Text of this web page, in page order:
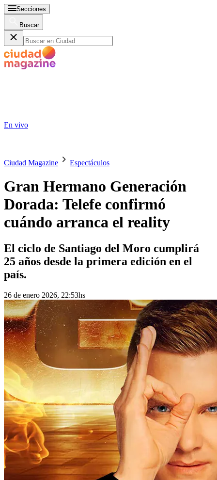
Secciones
Buscar
En vivo
Ciudad Magazine Espectáculos
Gran Hermano Generación
Dorada: Telefe confirmó
cuándo arranca el reality
El ciclo de Santiago del Moro cumplirá
25 años desde la primera edición en el
país.
26 de enero 2026, 22:53hs